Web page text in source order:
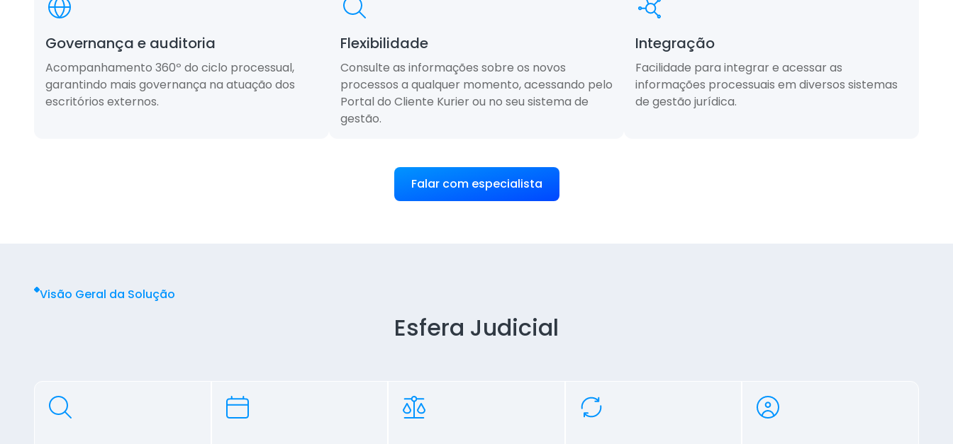
Governança e auditoria
Acompanhamento 360º do ciclo processual,
garantindo mais governança na atuação dos
escritórios externos.
Flexibilidade
Consulte as informações sobre os novos
processos a qualquer momento, acessando pelo
Portal do Cliente Kurier ou no seu sistema de
gestão.
Integração
Facilidade para integrar e acessar as
informações processuais em diversos sistemas
de gestão jurídica.
Falar com especialista
Visão Geral da Solução
Esfera Judicial